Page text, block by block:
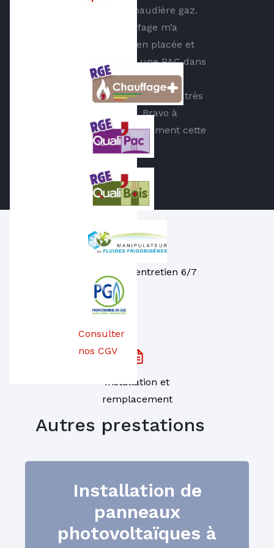
Consulter
nos CGV
Autres prestations
Installation de
panneaux
photovoltaïques à
remplacement d’une chaudière gaz.
Savoie Plomberie Chauffage m’a
proposé une solution bien placée et
s’est engagée à installer une PAC dans
la dernière semaine de janvier. Le
planning a été respecté avec une très
bonne qualité de travail. Bravo à
Dylan. Je recommande vivement cette
entreprise. Bruno
Dépannage, entretien 6/7
Installation et
remplacement
Un réseau de plus de
1000 techniciens